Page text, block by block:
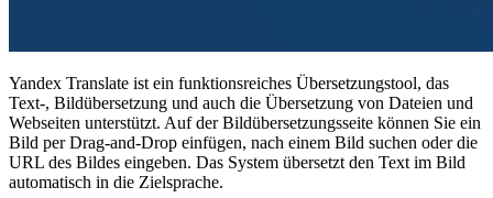
Yandex Translate ist ein funktionsreiches Übersetzungstool, das
Text-, Bildübersetzung und auch die Übersetzung von Dateien und
Webseiten unterstützt. Auf der Bildübersetzungsseite können Sie ein
Bild per Drag-and-Drop einfügen, nach einem Bild suchen oder die
URL des Bildes eingeben. Das System übersetzt den Text im Bild
automatisch in die Zielsprache.